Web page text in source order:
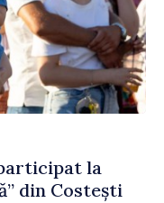
la
din Costești